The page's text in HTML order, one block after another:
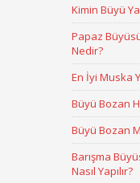
Kimin Büyü
Papaz
Nedir?
En İyi Muska
Büyü Bozan
Büyü Bozan
Barışma
Nasıl Yapılır?